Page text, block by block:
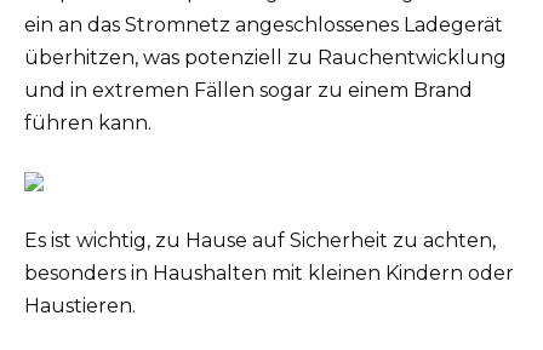
ein an das Stromnetz angeschlossenes Ladegerät
überhitzen, was potenziell zu Rauchentwicklung
und in extremen Fällen sogar zu einem Brand
führen kann.
Es ist wichtig, zu Hause auf Sicherheit zu achten,
besonders in Haushalten mit kleinen Kindern oder
Haustieren.